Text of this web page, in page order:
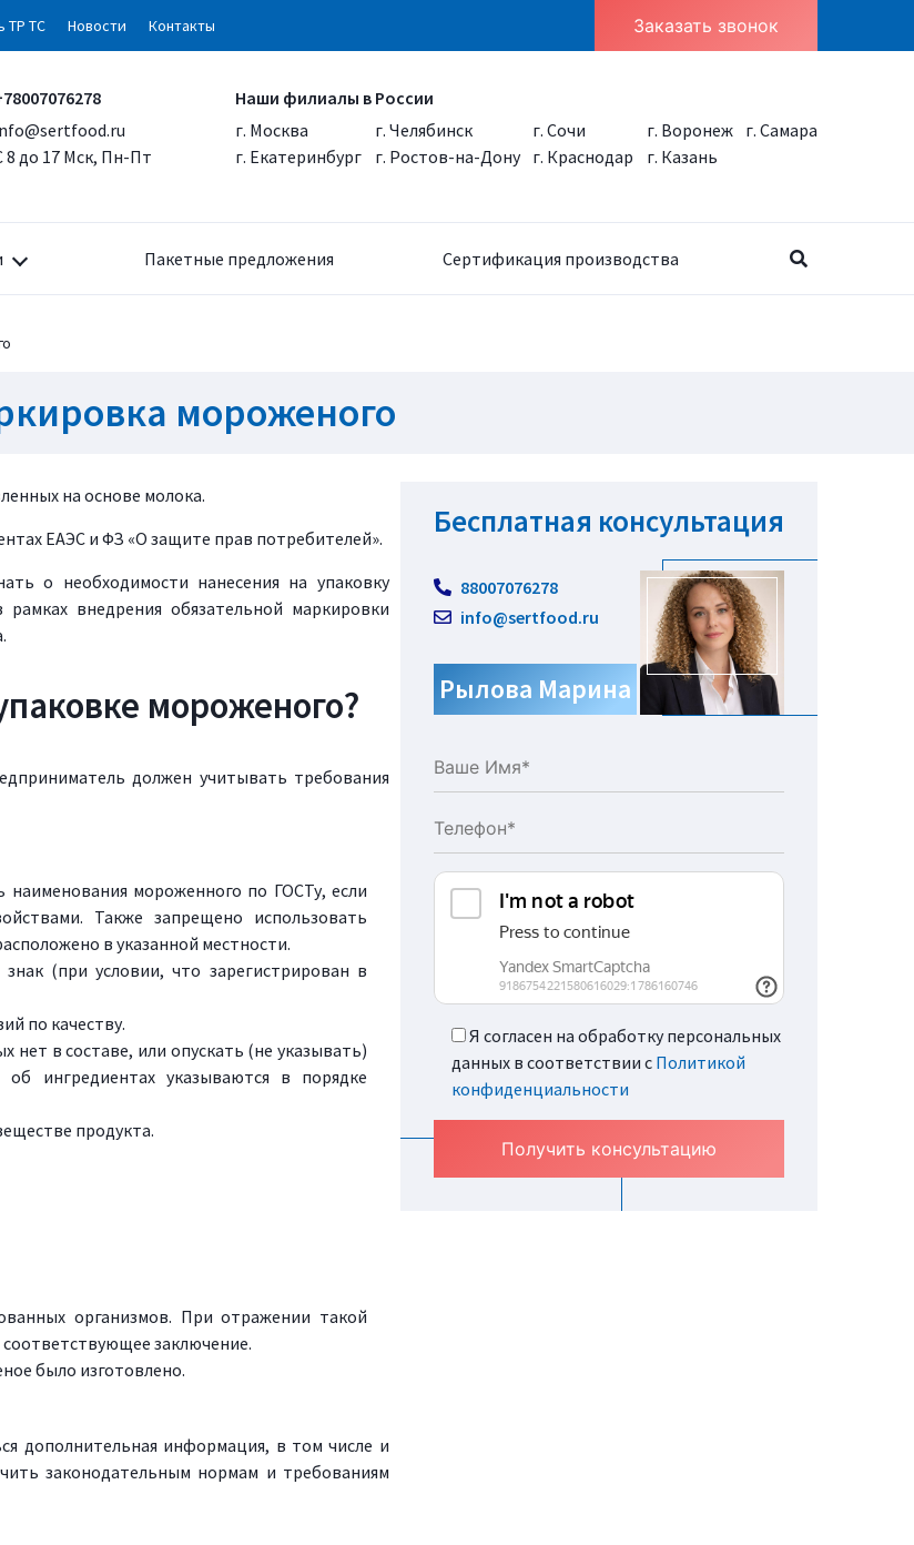
ТР ТС Новости Контакты Заказать звонок
8 до 17 Мск, Пн-Пт
Наши филиалы в России
г. Москва
г. Екатеринбург
г. Челябинск
г. Ростов-на-Дону
г. Сочи
г. Краснодар
г. Воронеж
г. Казань
г. Самара
Пакетные предложения Сертификация производства
мороженого
на основе молока.
ЕАЭС и ФЗ «О защите прав потребителей».
о необходимости нанесения на упаковку
внедрения обязательной маркировки
мороженого?
должен учитывать требования
наименования мороженного по ГОСТу, если
Также запрещено использовать
в указанной местности.
(при условии, что зарегистрирован в
по качеству.
в составе, или опускать (не указывать)
ингредиентах указываются в порядке
продукта.
организмов. При отражении такой
заключение.
было изготовлено.
дополнительная информация, в том числе и
законодательным нормам и требованиям
Бесплатная консультация
88007076278
info@sertfood.ru
Рылова Марина
Я согласен на обработку персональных
данных в соответствии с Политикой
конфиденциальности